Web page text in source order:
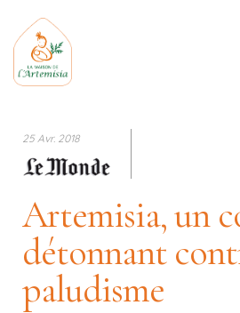
25 Avr. 2018
Artemisia, un
détonnant
paludisme